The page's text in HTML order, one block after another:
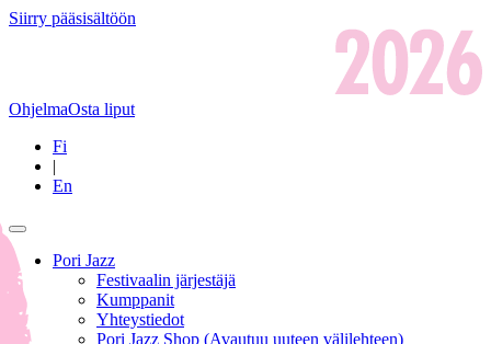
Siirry pääsisältöön
OhjelmaOsta liput
Fi
|
En
Pori Jazz
Festivaalin järjestäjä
Kumppanit
Yhteystiedot
Pori Jazz Shop (Avautuu uuteen välilehteen)